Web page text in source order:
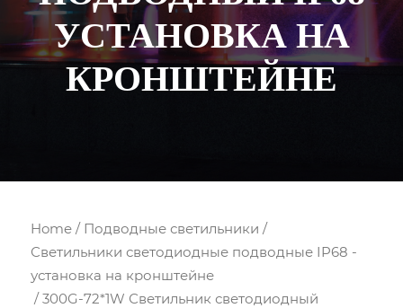
УСТАНОВКА НА
КРОНШТЕЙНЕ
Home / Подводные светильники /
Светильники светодиодные подводные IP68 -
установка на кронштейне
/ 300G-72*1W Светильник светодиодный